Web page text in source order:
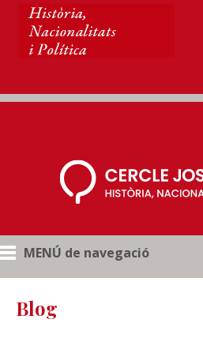
MENÚ de navegació
Blog